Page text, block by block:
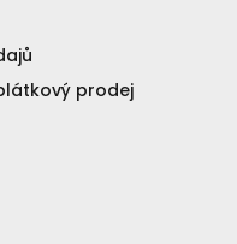
prodej